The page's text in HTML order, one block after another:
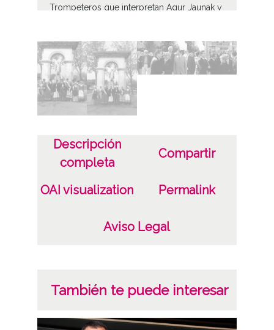
Trompeteros que interpretan Agur Jaunak y
comitiva, de acuerdo al orden establecido,
inicia el recorrido hacia la puerta de la
basílica y, junto con la imagen de San
Prudencio, dan una vuelta al exterior del
templo antes de acceder al mismo donde
presencia del obispo de Vitoria y en el
exterior, un dantzari interpreta el Aurresku
157 - Imagen(es) Digital(es)
Características del soporte
JPEG
Descripción
completa
Compartir
OAI visualization Permalink
Aviso Legal
También te puede interesar